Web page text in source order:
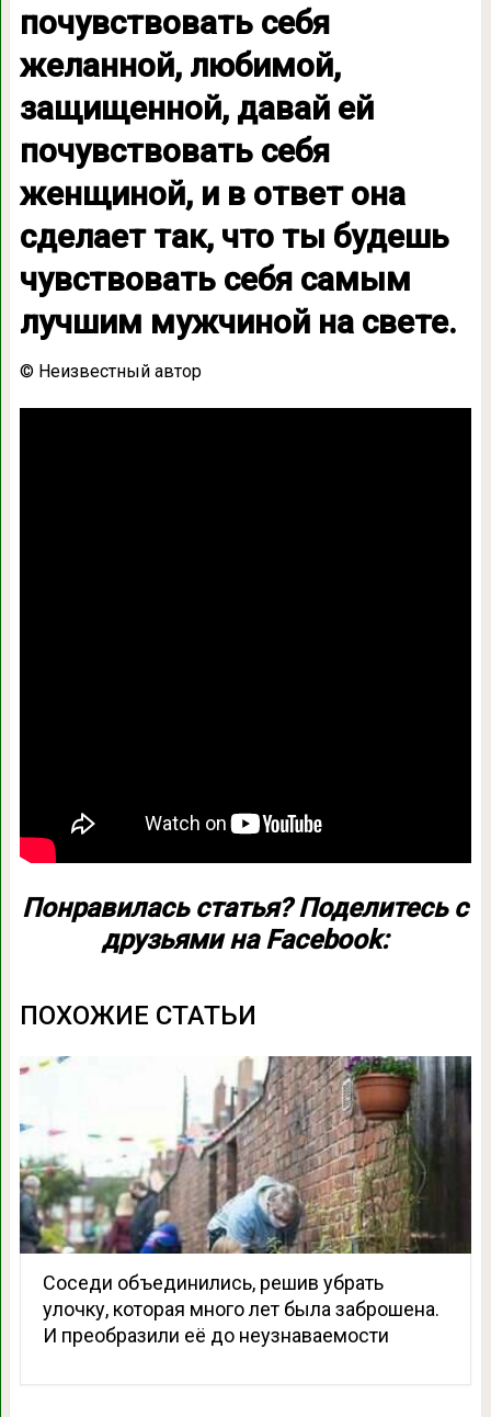
почувствовать себя
желанной, любимой,
защищенной, давай ей
почувствовать себя
женщиной, и в ответ она
сделает так, что ты будешь
чувствовать себя самым
лучшим мужчиной на свете.
© Неизвестный автор
Понравилась статья? Поделитесь с
друзьями на Facebook:
ПОХОЖИЕ СТАТЬИ
Соседи объединились, решив убрать
улочку, которая много лет была заброшена.
И преобразили её до неузнаваемости